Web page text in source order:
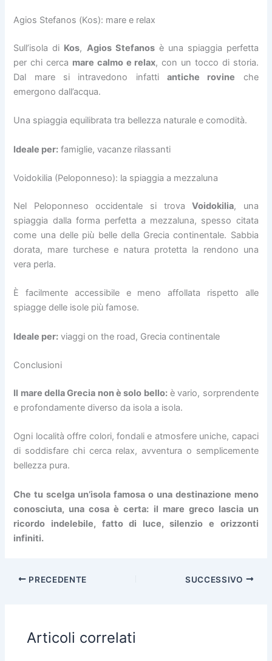
Agios Stefanos (Kos): mare e relax
Sull’isola di Kos, Agios Stefanosè una spiaggia perfetta
per chi cerca mare calmo e relax, con un tocco di storia.
Dal mare si intravedono infatti antiche rovine che
emergono dall’acqua.
Una spiaggia equilibrata tra bellezza naturale e comodità.
Ideale per: famiglie, vacanze rilassanti
Voidokilia (Peloponneso): la spiaggia a mezzaluna
Nel Peloponneso occidentale si trovaVoidokilia, una
spiaggia dalla forma perfetta a mezzaluna, spesso citata
come una delle più belle della Grecia continentale. Sabbia
dorata, mare turchese e natura protetta la rendono una
vera perla.
È facilmente accessibile e meno affollata rispetto alle
spiagge delle isole più famose.
Ideale per: viaggi on the road, Grecia continentale
Conclusioni
Il mare della Grecia non è solo bello:è vario, sorprendente
e profondamente diverso da isola a isola.
Ogni località offre colori, fondali e atmosfere uniche, capaci
di soddisfare chi cerca relax, avventura o semplicemente
bellezza pura.
Che tu scelga un’isola famosa o una destinazione meno
conosciuta, una cosa è certa: il mare greco lascia un
ricordo indelebile, fatto di luce, silenzio e orizzonti
infiniti.
PRECEDENTE SUCCESSIVO
Articoli correlati